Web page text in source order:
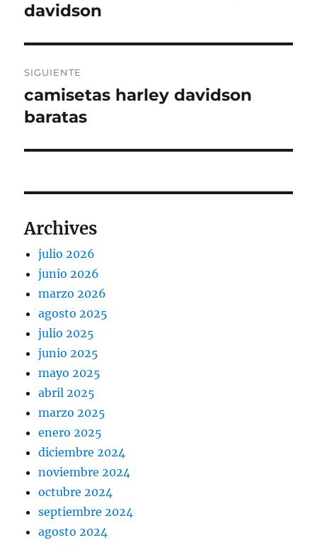
entradas
anterior:
davidson
SIGUIENTE
Entrada
siguiente:
camisetas harley davidson
baratas
Archives
julio 2026
junio 2026
marzo 2026
agosto 2025
julio 2025
junio 2025
mayo 2025
abril 2025
marzo 2025
enero 2025
diciembre 2024
noviembre 2024
octubre 2024
septiembre 2024
agosto 2024